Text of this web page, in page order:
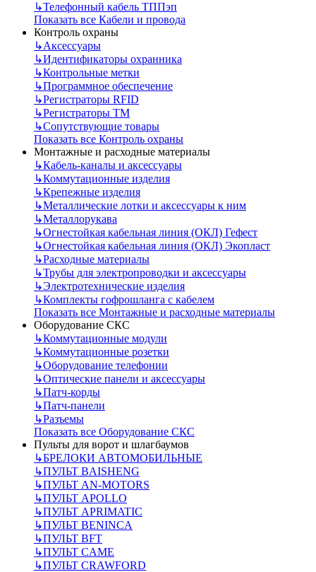
↳Телефонный кабель ТППэп
Показать все Кабели и провода
Контроль охраны
↳Аксессуары
↳Идентификаторы охранника
↳Контрольные метки
↳Программное обеспечение
↳Регистраторы RFID
↳Регистраторы ТМ
↳Сопутствующие товары
Показать все Контроль охраны
Монтажные и расходные материалы
↳Кабель-каналы и аксессуары
↳Коммутационные изделия
↳Крепежные изделия
↳Металлические лотки и аксессуары к ним
↳Металлорукава
↳Огнестойкая кабельная линия (ОКЛ) Гефест
↳Огнестойкая кабельная линия (ОКЛ) Экопласт
↳Расходные материалы
↳Трубы для электропроводки и аксессуары
↳Электротехнические изделия
↳Комплекты гофрошланга с кабелем
Показать все Монтажные и расходные материалы
Оборудование СКС
↳Коммутационные модули
↳Коммутационные розетки
↳Оборудование телефонии
↳Оптические панели и аксессуары
↳Патч-корды
↳Патч-панели
↳Разъемы
Показать все Оборудование СКС
Пульты для ворот и шлагбаумов
↳БРЕЛОКИ АВТОМОБИЛЬНЫЕ
↳ПУЛЬТ BAISHENG
↳ПУЛЬТ AN-MOTORS
↳ПУЛЬТ APOLLO
↳ПУЛЬТ APRIMATIC
↳ПУЛЬТ BENINCA
↳ПУЛЬТ BFT
↳ПУЛЬТ CAME
↳ПУЛЬТ CRAWFORD